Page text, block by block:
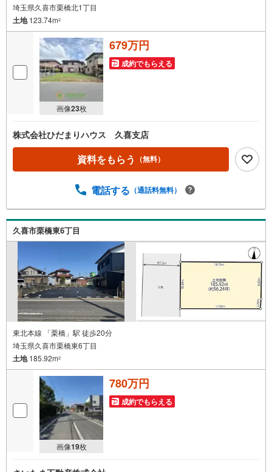
埼玉県久喜市栗橋北1丁目
土地123.74m2
画像23枚
679万円
成約でもらえる
株式会社ひだまりハウス 久喜支店
資料をもらう （無料）
電話する （通話料無料）
久喜市栗橋東6丁目
東北本線 「栗橋」駅 徒歩20分
埼玉県久喜市栗橋東6丁目
土地185.92m2
画像19枚
780万円
成約でもらえる